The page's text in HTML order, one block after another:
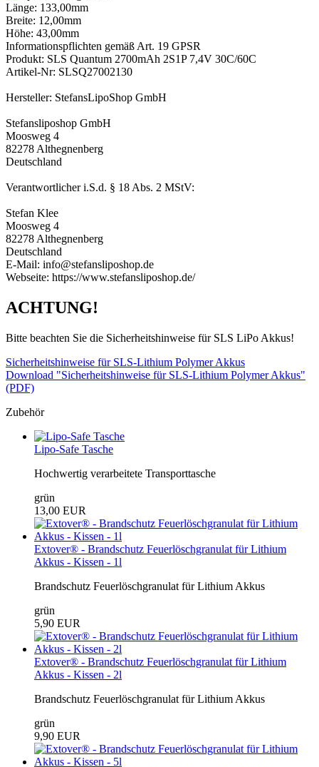
Länge: 133,00mm
Breite: 12,00mm
Höhe: 43,00mm
Informationspflichten gemäß Art. 19 GPSR
Produkt: SLS Quantum 2700mAh 2S1P 7,4V 30C/60C
Artikel-Nr: SLSQ27002130
Hersteller: StefansLipoShop GmbH
Stefansliposhop GmbH
Moosweg 4
82278 Althegnenberg
Deutschland
Verantwortlicher i.S.d. § 18 Abs. 2 MStV:
Stefan Klee
Moosweg 4
82278 Althegnenberg
Deutschland
E-Mail: info@stefansliposhop.de
Webseite: https://www.stefansliposhop.de/
ACHTUNG!
Bitte beachten Sie die Sicherheitshinweise für SLS LiPo Akkus!
Sicherheitshinweise für SLS-Lithium Polymer Akkus
Download "Sicherheitshinweise für SLS-Lithium Polymer Akkus"
(PDF)
Zubehör
Lipo-Safe Tasche
Hochwertig verarbeitete Transporttasche
grün
13,00 EUR
Extover® - Brandschutz Feuerlöschgranulat für Lithium
Akkus - Kissen - 1l
Brandschutz Feuerlöschgranulat für Lithium Akkus
grün
5,90 EUR
Extover® - Brandschutz Feuerlöschgranulat für Lithium
Akkus - Kissen - 2l
Brandschutz Feuerlöschgranulat für Lithium Akkus
grün
9,90 EUR